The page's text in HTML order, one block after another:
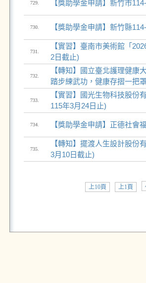
729. 【獎助學金申請】新竹市
730. 【獎助學金申請】新竹縣
731.
【實習】臺南市美術館「
2日截止)
732.
【轉知】國立臺北護理健康
踏步練武功，健康存摺一把
733.
【實習】國光生物科技股份
115年3月24日止)
734. 【獎助學金申請】正德社會
735.
【轉知】擺渡人生設計股份
3月10日截止)
上10頁 上1頁